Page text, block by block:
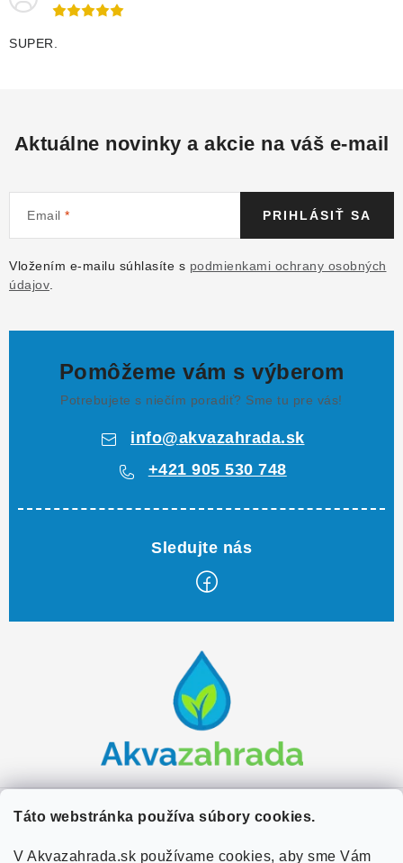
Táto webstránka používa súbory cookies.
V Akvazahrada.sk používame cookies, aby sme Vám
SUPER.
Aktuálne novinky a akcie na váš e-mail
Email
Vložením e-mailu súhlasíte s podmienkami ochrany osobných
údajov
PRIHLÁSIŤ SA
Pomôžeme vám s výberom
Potrebujete s niečím poradiť? Sme tu pre vás!
info@akvazahrada.sk
+421 905 530 748
e
Zákaznícky servis
Užitočné informácie